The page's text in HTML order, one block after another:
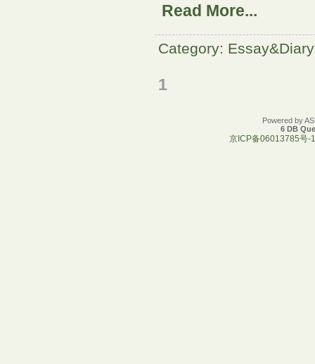
Read More...
Category: Essay&Diary
1
Powered by
6 DB
京ICP备06013785号-1